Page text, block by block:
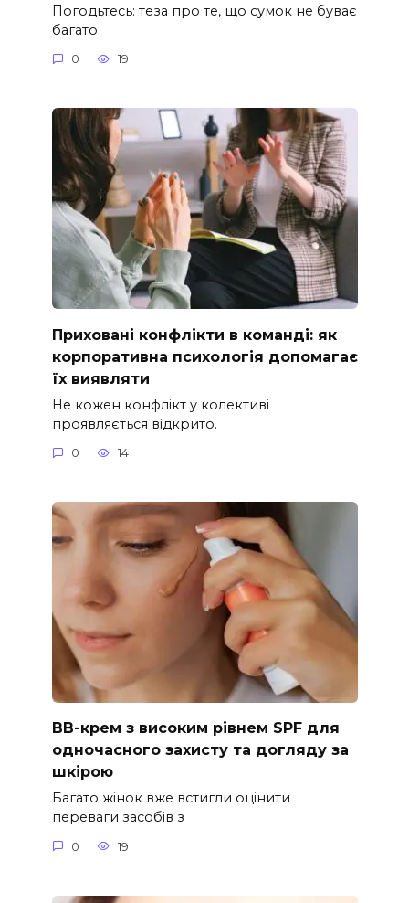
Погодьтесь: теза про те, що сумок не буває
багато
0 19
Приховані конфлікти в команді: як
корпоративна психологія допомагає
їх виявляти
Не кожен конфлікт у колективі
проявляється відкрито.
0 14
ВВ-крем з високим рівнем SPF для
одночасного захисту та догляду за
шкірою
Багато жінок вже встигли оцінити
переваги засобів з
0 19